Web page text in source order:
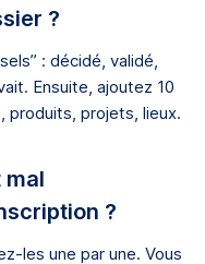
?
: décidé, validé,
Ensuite, ajoutez 10
produits, projets, lieux.
mal
?
les une par une. Vous